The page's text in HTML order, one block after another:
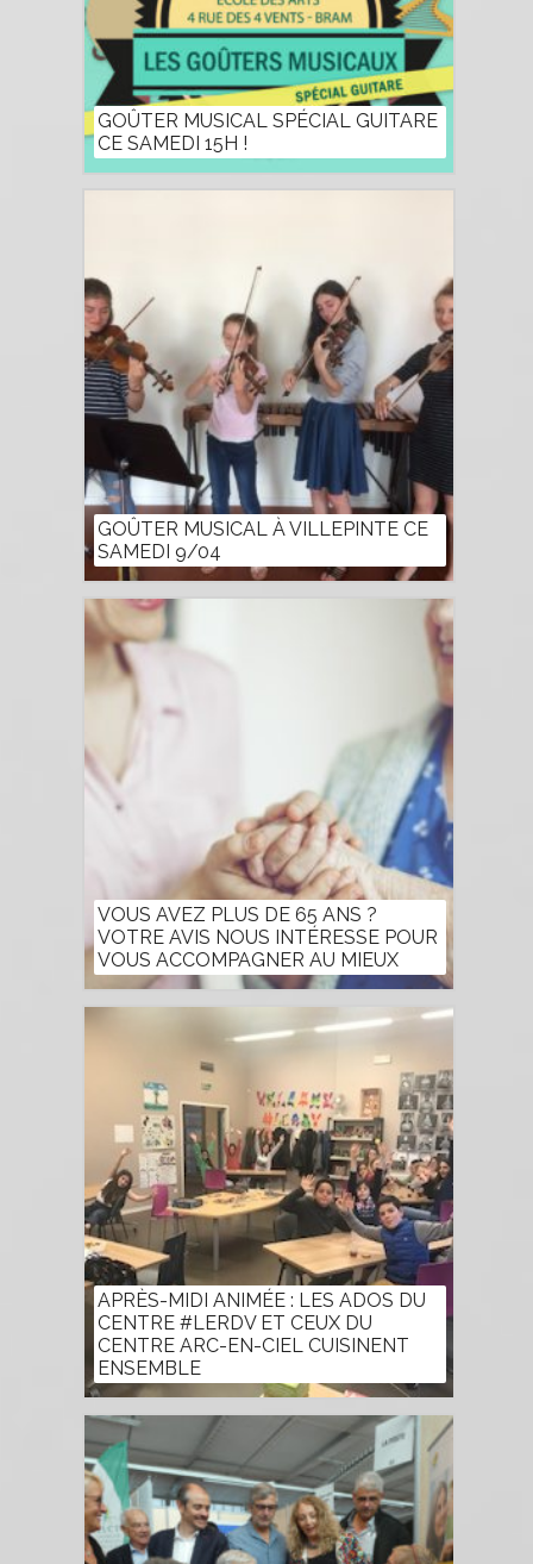
GOÛTER MUSICAL SPÉCIAL GUITARE
CE SAMEDI 15H !
GOÛTER MUSICAL À VILLEPINTE CE
SAMEDI 9/04
VOUS AVEZ PLUS DE 65 ANS ?
VOTRE AVIS NOUS INTÉRESSE POUR
VOUS ACCOMPAGNER AU MIEUX
APRÈS-MIDI ANIMÉE : LES ADOS DU
CENTRE #LERDV ET CEUX DU
CENTRE ARC-EN-CIEL CUISINENT
ENSEMBLE